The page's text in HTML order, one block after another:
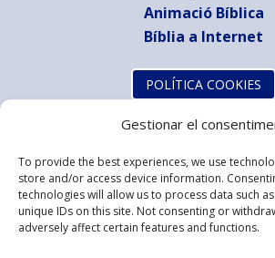
Gestionar el
To provide the best experiences, we use
store and/or access device information.
technologies will allow us to process data such
unique IDs on this site. Not consenting or
adversely affect certain features and functions.
Animació Bíblica
Bíblia a Internet
POLÍTICA COOKIES